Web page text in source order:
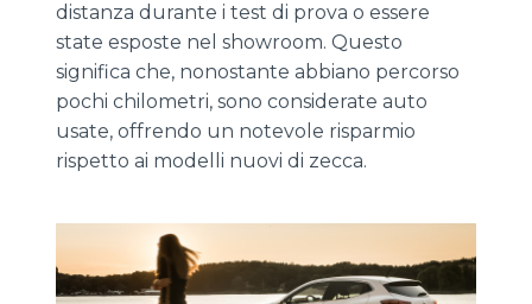
distanza durante i test di prova o essere
state esposte nel showroom. Questo
significa che, nonostante abbiano percorso
pochi chilometri, sono considerate auto
usate, offrendo un notevole risparmio
rispetto ai modelli nuovi di zecca.